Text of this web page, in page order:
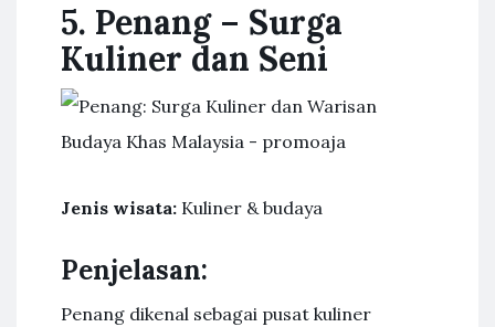
5. Penang – Surga
Kuliner dan Seni
Jenis wisata: Kuliner & budaya
Penjelasan:
Penang dikenal sebagai pusat kuliner